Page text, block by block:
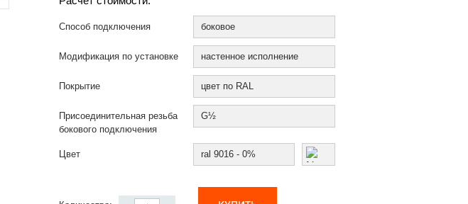
Способ подключения боковое
Модификация по установке настенное исполнение
Покрытие цвет по RAL
Присоединительная резьба
бокового подключения
G½
Цвет ral 9016 - 0%